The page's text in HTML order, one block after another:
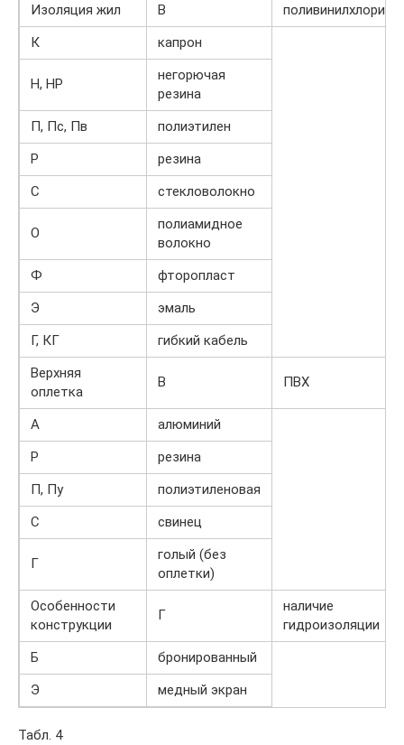
Изоляция жил В
поливинилхлорид
К
капрон
Н, НР
негорючая
резина
П, Пс, Пв
полиэтилен
Р
резина
С
стекловолокно
О
полиамидное
волокно
Ф
фторопласт
Э
эмаль
Г, КГ
гибкий кабель
Верхняя
оплетка
В ПВХ
А
алюминий
Р
резина
П, Пу
полиэтиленовая
С
свинец
Г
голый (без
оплетки)
Особенности
конструкции
Г
наличие
гидроизоляции
Б
бронированный
Э
медный экран
Табл. 4